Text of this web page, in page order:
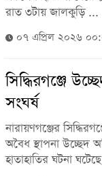
রাত ৩টায় জালকুড়ি ...
০৭ এপ্রিল ২০২৬
সিদ্ধিরগঞ্জে
সংঘর্ষ
নারায়ণগঞ্জের
অবৈধ স্থাপনা উচ্ছেদ
হাতাহাতির ঘটনা